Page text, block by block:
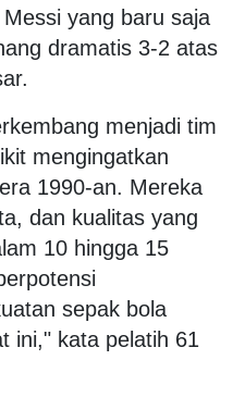
yang baru saja
dramatis 3-2 atas
menjadi tim
mengingatkan
1990-an. Mereka
dan kualitas yang
10 hingga 15
sepak bola
ini," kata pelatih 61